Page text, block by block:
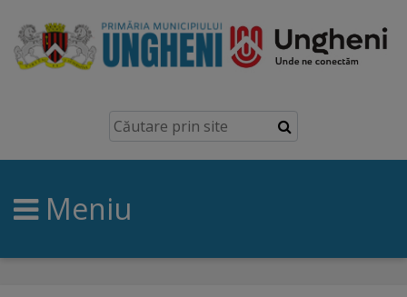
Ungheni
Prezentare
generală
Simbolurile
Meniu